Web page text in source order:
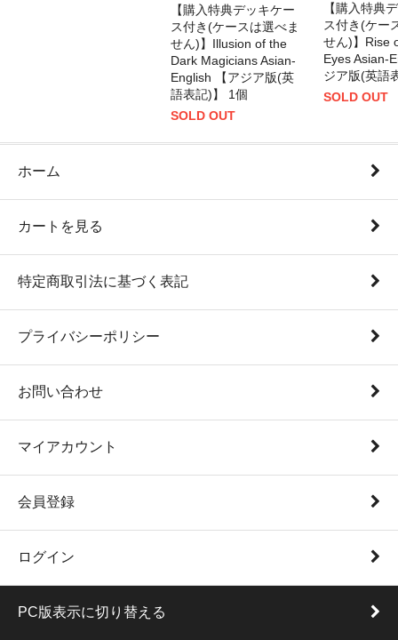
【購入特典デッキケー
ス付き(ケースは選べま
せん)】Illusion of the
Dark Magicians Asian-
English 【アジア版(英
語表記)】 1個
SOLD OUT
【購入特典
ス付き(ケー
せん)】Rise
Eyes Asian-
ジア版(英語
SOLD OUT
ホーム
カートを見る
特定商取引法に基づく表記
プライバシーポリシー
お問い合わせ
マイアカウント
会員登録
ログイン
PC版表示に切り替える